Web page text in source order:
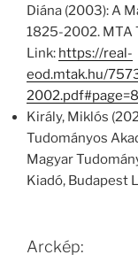
Diána (2003): A
1825-2002. MTA
Link: https://real-
eod.mtak.hu/
Király, Miklós
Tudományos
Magyar
Kiadó, Budapest
Arckép: